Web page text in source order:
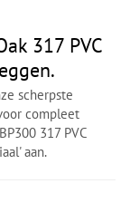
317 PVC
scherpste
compleet
317 PVC
aan.